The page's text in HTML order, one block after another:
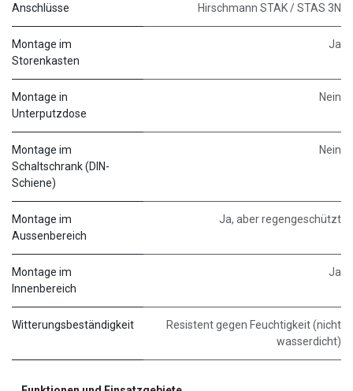
Anschlüsse Hirschmann STAK / STAS 3N
Montage im
Storenkasten
Ja
Montage in
Unterputzdose
Nein
Montage im
Schaltschrank (DIN-
Schiene)
Nein
Montage im
Aussenbereich
Ja, aber regengeschützt
Montage im
Innenbereich
Ja
Witterungsbeständigkeit
Resistent gegen Feuchtigkeit (nicht
wasserdicht)